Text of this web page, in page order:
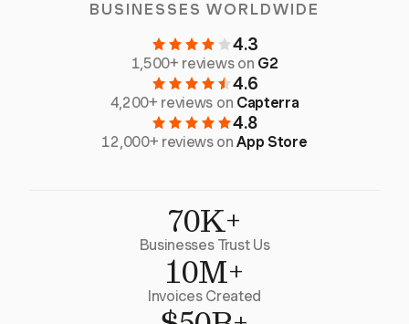
BUSINESSES WORLDWIDE
4.3
1,500+ reviews on G2
4.6
4,200+ reviews on Capterra
4.8
12,000+ reviews onApp Store
70K+
Businesses Trust Us
10M+
Invoices Created